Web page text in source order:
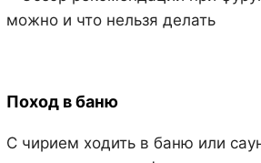
Поход в баню
С чирием ходить в баню или